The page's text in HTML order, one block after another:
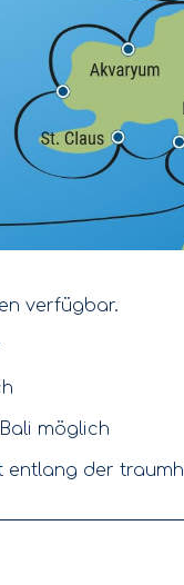
verfügbar.
möglich
der